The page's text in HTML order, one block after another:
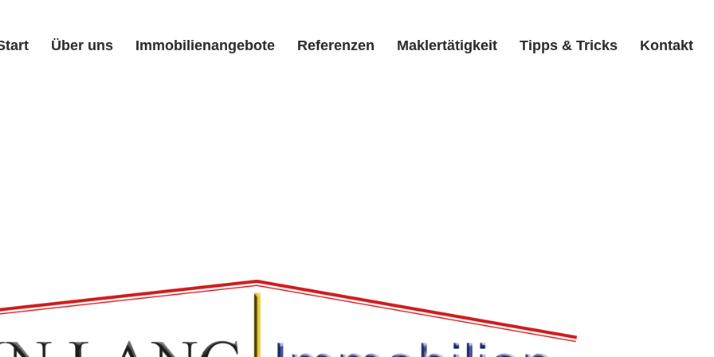
Über uns Immobilienangebote Referenzen Maklertätigkeit Tipps & Tricks Kontakt